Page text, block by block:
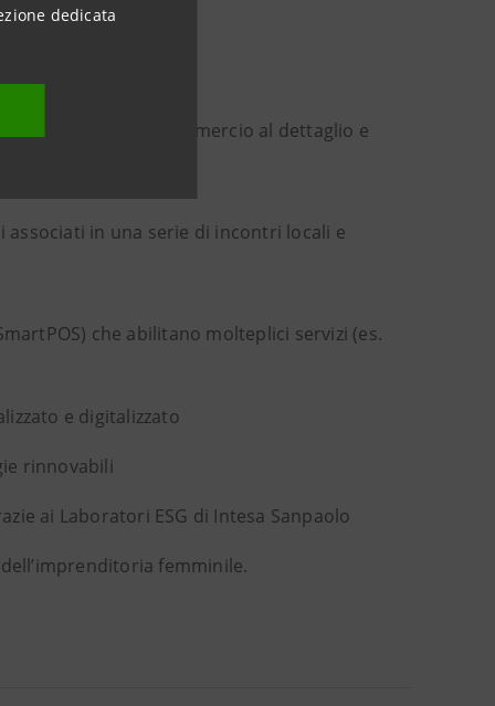
dedicata
alle aziende del commercio al dettaglio e
in una serie di incontri locali e
che abilitano molteplici servizi (es.
e digitalizzato
rinnovabili
ai Laboratori ESG di Intesa Sanpaolo
femminile.